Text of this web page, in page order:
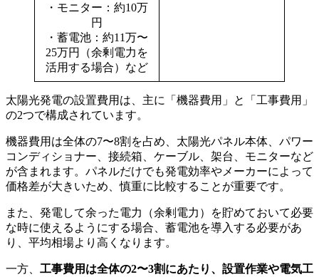
・モニター：約10万
円
・蓄電池：約11万〜
25万円（余剰電力を
活用する場合）など
太陽光発電の設置費用は、主に「機器費用」と「工事費用」
の2つで構成されています。
機器費用は全体の7〜8割を占め、太陽光パネル本体、パワー
コンディショナー、接続箱、ケーブル、架台、モニターなど
が含まれます。パネルだけでも発電効率やメーカーによって
価格差が大きいため、慎重に比較することが重要です。
また、発電して余った電力（余剰電力）を貯めておいて必要
な時に使えるようにする場合、蓄電池を導入する必要があ
り、平均相場より高くなります。
一方、 工事費用は全体の2〜3割にあたり、設置作業や電気工